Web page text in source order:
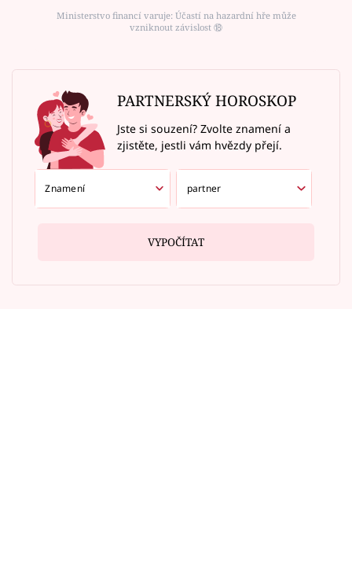
Ministerstvo financí varuje: Účastí na hazardní hře může
vzniknout závislost ⑱
PARTNERSKÝ HOROSKOP
Jste si souzení? Zvolte znamení a
zjistěte, jestli vám hvězdy přejí.
VYPOČÍTAT